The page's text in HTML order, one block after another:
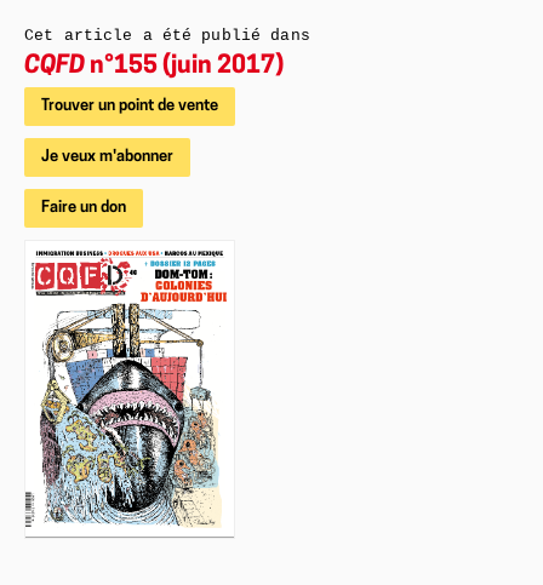
Cet article a été publié dans
CQFD n°155 (juin 2017)
Trouver un point de vente
Je veux m'abonner
Faire un don